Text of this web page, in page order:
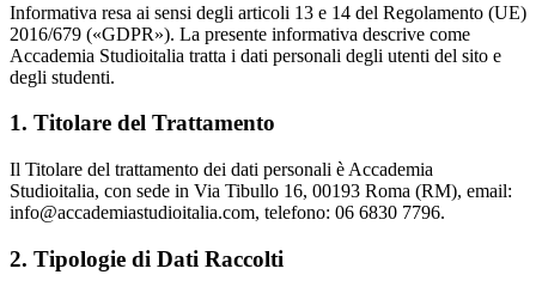
Informativa resa ai sensi degli articoli 13 e 14 del Regolamento (UE)
2016/679 («GDPR»). La presente informativa descrive come
Accademia Studioitalia tratta i dati personali degli utenti del sito e
degli studenti.
1. Titolare del Trattamento
Il Titolare del trattamento dei dati personali è Accademia
Studioitalia, con sede in Via Tibullo 16, 00193 Roma (RM), email:
info@accademiastudioitalia.com, telefono: 06 6830 7796.
2. Tipologie di Dati Raccolti